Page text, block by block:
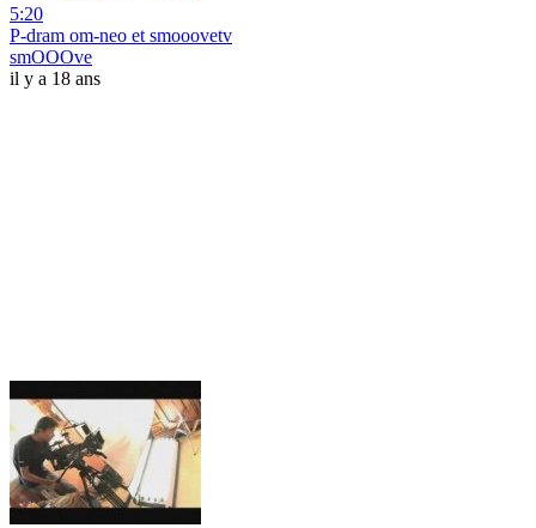
5:20
P-dram om-neo et smooovetv
smOOOve
il y a 18 ans